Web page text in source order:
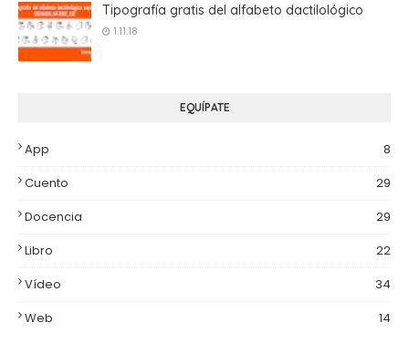
Tipografía gratis del alfabeto dactilológico
1.11.18
EQUÍPATE
App
8
Cuento
29
Docencia
29
Libro
22
Vídeo
34
Web
14